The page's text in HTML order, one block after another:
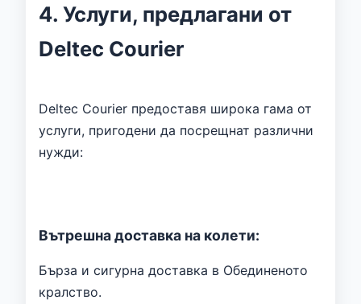
4. Услуги, предлагани от
Deltec Courier
Deltec Courier предоставя широка гама от
услуги, пригодени да посрещнат различни
нужди:
Вътрешна доставка на колети:
Бърза и сигурна доставка в Обединеното
кралство.